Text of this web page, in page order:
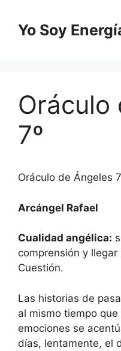
contenido
Yo Soy
Oráculo
7º
Oráculo de Ángeles
Arcángel Rafael
Cualidad angélica:
comprensión y
Cuestión.
Las historias de
al mismo tiempo
emociones se
días, lentamente, el